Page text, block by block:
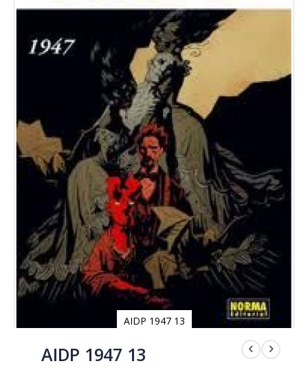
imágenes
AIDP 1947 13
comienzoAIDP 1947 13